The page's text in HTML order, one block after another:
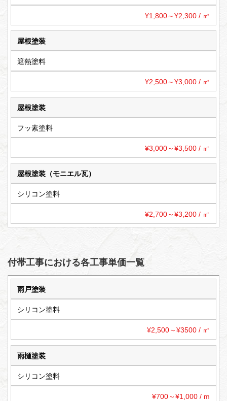
¥1,800～¥2,300 / ㎡
屋根塗装
遮熱塗料
¥2,500～¥3,000 / ㎡
屋根塗装
フッ素塗料
¥3,000～¥3,500 / ㎡
屋根塗装（モニエル瓦）
シリコン塗料
¥2,700～¥3,200 / ㎡
付帯工事における各工事単価一覧
雨戸塗装
シリコン塗料
¥2,500～¥3500 / ㎡
雨樋塗装
シリコン塗料
¥700～¥1,000 / m